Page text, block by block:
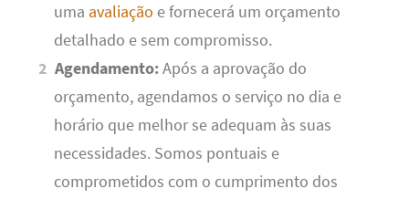
uma avaliação e fornecerá um orçamento
detalhado e sem compromisso.
Agendamento:Após a aprovação do
orçamento, agendamos o serviço no dia e
horário que melhor se adequam às suas
necessidades. Somos pontuais e
comprometidos com o cumprimento dos